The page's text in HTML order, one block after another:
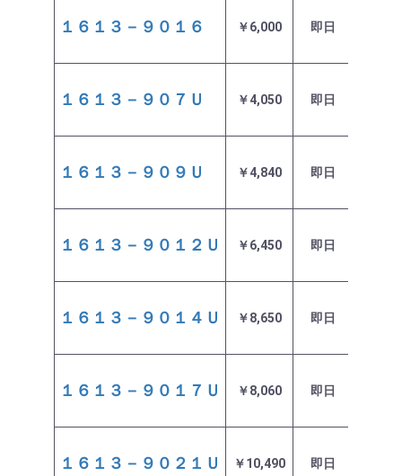
１６１３－９０１６ ￥6,000 即日
１６１３－９０７Ｕ ￥4,050 即日
１６１３－９０９Ｕ ￥4,840 即日
１６１３－９０１２Ｕ ￥6,450 即日
１６１３－９０１４Ｕ ￥8,650 即日
１６１３－９０１７Ｕ ￥8,060 即日
１６１３－９０２１Ｕ ￥10,490 即日